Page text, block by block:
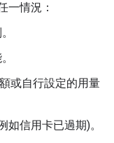
一情況：
或自行設定的用量
如信用卡已過期)。